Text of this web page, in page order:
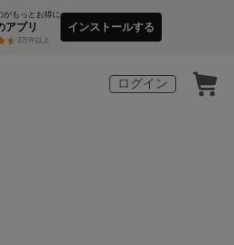
がもっとお得に
アプリ
3万件以上
インストールする
ログイン